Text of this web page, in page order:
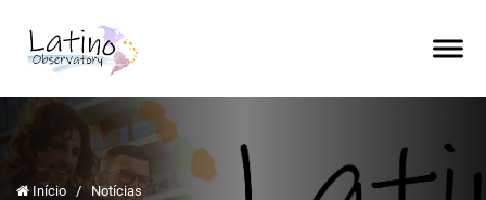
Início / Notícias